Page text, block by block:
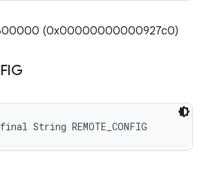
(0x00000000000927c0)
String REMOTE_CONFIG